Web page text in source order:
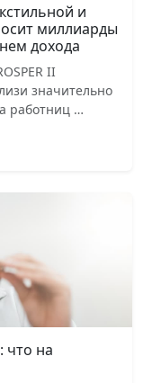
и
миллиарды
дохода
II
значительно
работниц …
что на